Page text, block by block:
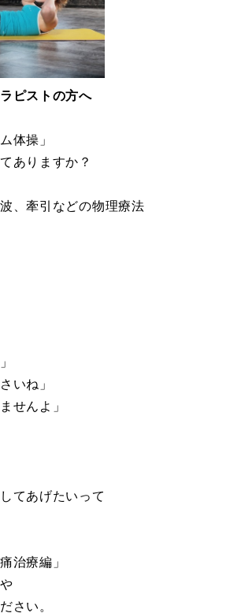
ピストの方へ
体操」
ありますか？
、牽引などの物理療法
いね」
せんよ」
てあげたいって
治療編」
さい。